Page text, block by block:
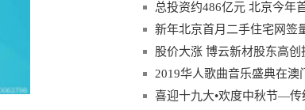
总投资约486亿元 北京今年
新年北京首月二手住宅网签
股价大涨 博云新材股东高创
2019华人歌曲音乐盛典在澳
喜迎十九大•欢度中秋节—传